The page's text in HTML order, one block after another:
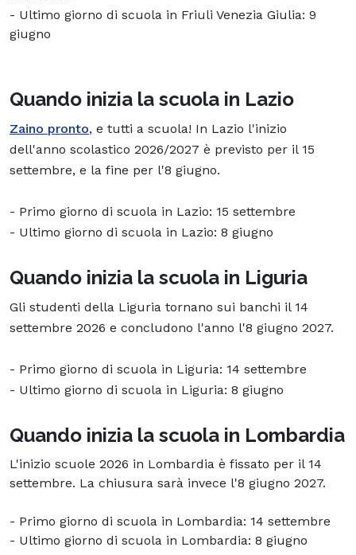
- Ultimo giorno di scuola in Friuli Venezia Giulia: 9
giugno
Quando inizia la scuola in Lazio
Zaino pronto, e tutti a scuola! In Lazio l'inizio
dell'anno scolastico 2026/2027 è previsto per il 15
settembre, e la fine per l'8 giugno.
- Primo giorno di scuola in Lazio: 15 settembre
- Ultimo giorno di scuola in Lazio: 8 giugno
Quando inizia la scuola in Liguria
Gli studenti della Liguria tornano sui banchi il 14
settembre 2026 e concludono l'anno l'8 giugno 2027.
- Primo giorno di scuola in Liguria: 14 settembre
- Ultimo giorno di scuola in Liguria: 8 giugno
Quando inizia la scuola in Lombardia
L'inizio scuole 2026 in Lombardia è fissato per il 14
settembre. La chiusura sarà invece l'8 giugno 2027.
- Primo giorno di scuola in Lombardia: 14 settembre
- Ultimo giorno di scuola in Lombardia: 8 giugno